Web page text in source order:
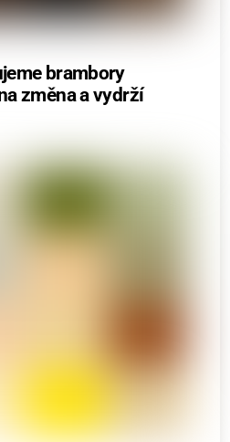
brambory
změna a vydrží